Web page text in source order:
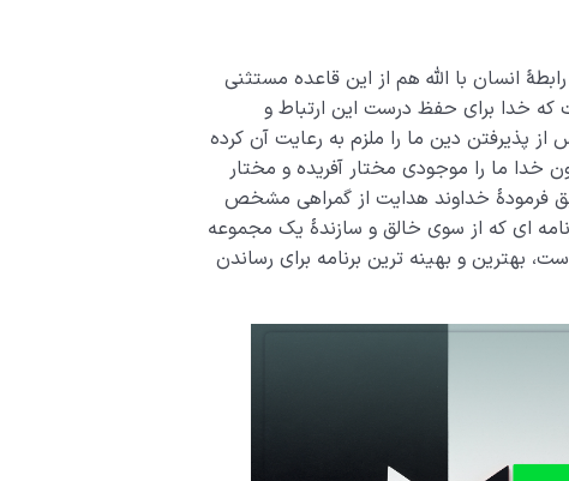
انسان با الله هم از این قاعده مستثنی
که خدا برای حفظ درست این ارتباط و
پذیرفتن دین ما را ملزم به رعایت آن کرده
خدا ما را موجودی مختار آفریده و مختار
فرمودۀ خداوند هدایت از گمراهی مشخص
ای که از سوی خالق و سازندۀ یک مجموعه
بهترین و بهینه ترین برنامه برای رساندن